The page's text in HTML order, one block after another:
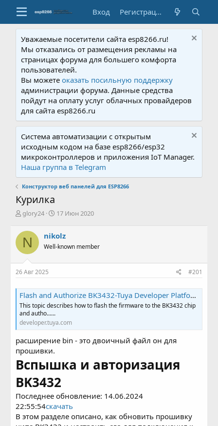
Вход Регистрация
Уважаемые посетители сайта esp8266.ru!
Мы отказались от размещения рекламы на
страницах форума для большего комфорта
пользователей.
Вы можетеоказать посильную поддержку
администрации форума. Данные средства
пойдут на оплату услуг облачных провайдеров
для сайта esp8266.ru
Система автоматизации с открытым
исходным кодом на базе esp8266/esp32
микроконтроллеров и приложения IoT Manager.
Наша группа в Telegram
Конструктор веб панелей для ESP8266
Курилка
А
т
о
р
т
е
м
glory24
Д
а
н
ч
а
17 Июн 2020
N nikolz
Well-known member
26 Авг 2025 #201
Flash and Authorize BK3432-Tuya Developer Platform-Tuya Developer
This topic describes how to flash the firmware to the BK3432 chip
and autho......
developer.tuya.com
расширение bin - это двоичный файл он для
прошивки.
Вспышка и авторизация
BK3432
Последнее обновление: 14.06.2024
22:55:54скачать
В этом разделе описано, как обновить прошивку